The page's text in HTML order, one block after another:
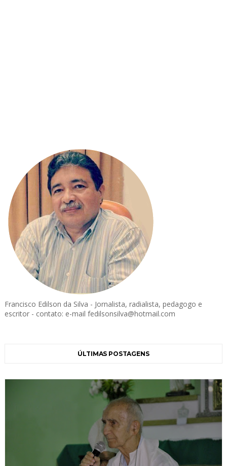
Francisco Edilson da Silva - Jornalista, radialista, pedagogo e
escritor - contato: e-mail fedilsonsilva@hotmail.com
ÚLTIMAS POSTAGENS